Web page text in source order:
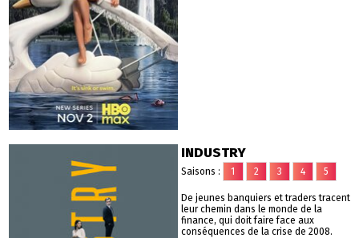
INDUSTRY
Saisons : 1 2 3 4 5
De jeunes banquiers et traders tracent
leur chemin dans le monde de la
finance, qui doit faire face aux
conséquences de la crise de 2008.